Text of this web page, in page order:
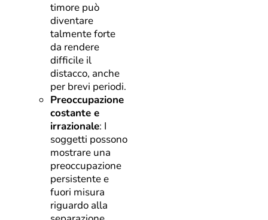
timore può
diventare
talmente forte
da rendere
difficile il
distacco, anche
per brevi periodi.
Preoccupazione
costante e
irrazionale: I
soggetti possono
mostrare una
preoccupazione
persistente e
fuori misura
riguardo alla